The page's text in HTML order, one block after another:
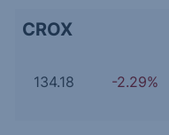
CROX
134.18 -2.29%